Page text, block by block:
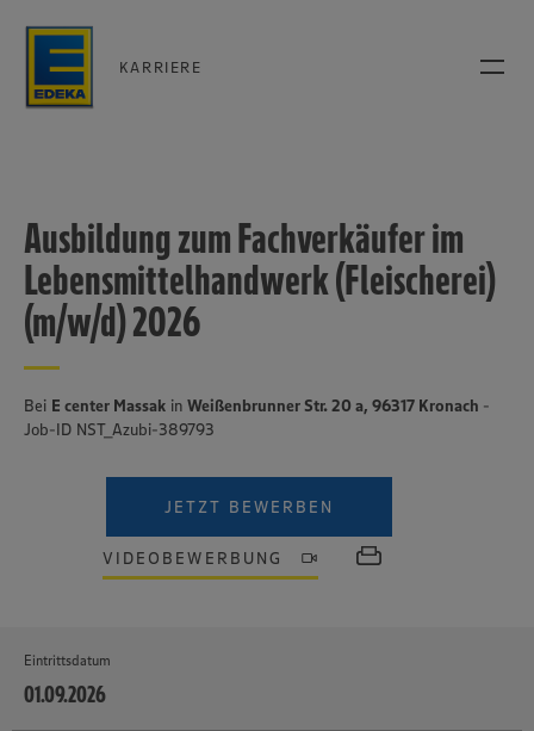
KARRIERE
Ausbildung zum Fachverkäufer im
Lebensmittelhandwerk (Fleischerei)
(m/w/d) 2026
Bei E center Massak in Weißenbrunner Str. 20 a, 96317 Kronach -
Job-ID NST_Azubi-389793
JETZT BEWERBEN
VIDEOBEWERBUNG
Eintrittsdatum
01.09.2026